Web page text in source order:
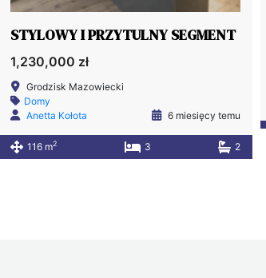
STYLOWY I PRZYTULNY SEGMENT
1,230,000 zł
Grodzisk Mazowiecki
Domy
Anetta Kołota
6 miesięcy temu
116 m2 3 2